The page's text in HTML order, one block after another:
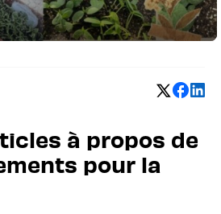
à propos de
pour la